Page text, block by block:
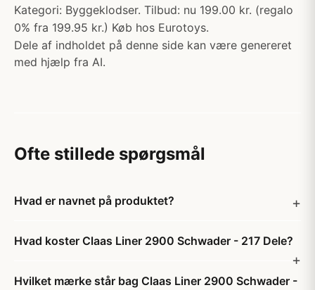
Kategori: Byggeklodser. Tilbud: nu 199.00 kr. (regalo
0% fra 199.95 kr.) Køb hos Eurotoys.
Dele af indholdet på denne side kan være genereret
med hjælp fra AI.
Ofte stillede spørgsmål
Hvad er navnet på produktet?
Hvad koster Claas Liner 2900 Schwader - 217 Dele?
Hvilket mærke står bag Claas Liner 2900 Schwader -